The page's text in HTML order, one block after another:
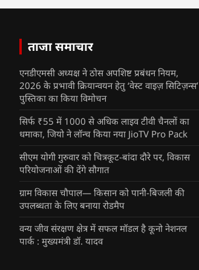
ताजा समाचार
एनडीएमसी अध्यक्ष ने ठोस अपशिष्ट प्रबंधन नियम,
2026 के प्रभावी क्रियान्वयन हेतु ‘वेस्ट वाइज़ सिटिज़न्स’
पुस्तिका का किया विमोचन
सिर्फ ₹55 में 1000 से अधिक लाइव टीवी चैनलों का
धमाका, जियो ने लॉन्च किया नया JioTV Pro Pack
सीएम योगी गुरुवार को चित्रकूट-बांदा दौरे पर, विकास
परियोजनाओं की देंगे सौगात
ग्राम विकास चौपाल— किसान को पानी-बिजली की
उपलब्धता के लिए बनाया रोडमैप
वन्य जीव संरक्षण क्षेत्र में सफल मॉडल है कूनो नेशनल
पार्क : मुख्यमंत्री डॉ. यादव